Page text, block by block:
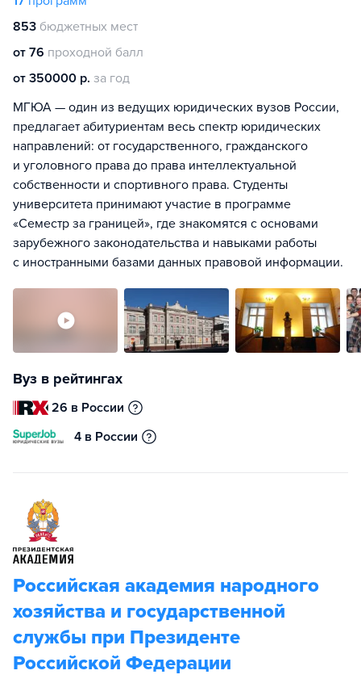
853 бюджетных мест
от 76 проходной балл
от 350000 р. за год
МГЮА — один из ведущих юридических вузов России,
предлагает абитуриентам весь спектр юридических
направлений: от государственного, гражданского
и уголовного права до права интеллектуальной
собственности и спортивного права. Студенты
университета принимают участие в программе
«Семестр за границей», где знакомятся с основами
зарубежного законодательства и навыками работы
с иностранными базами данных правовой информации.
Вуз в рейтингах
26 в России
4 в России
Российская академия народного
хозяйства и государственной
службы при Президенте
Российской Федерации